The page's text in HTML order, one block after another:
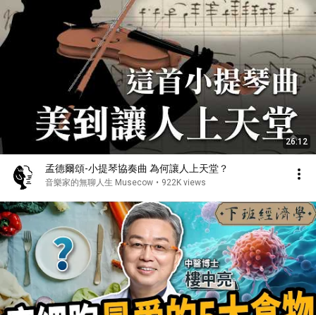
26:12
孟德爾頌-小提琴協奏曲 為何讓人上天堂？
音樂家的無聊人生 Musecow • 922K views